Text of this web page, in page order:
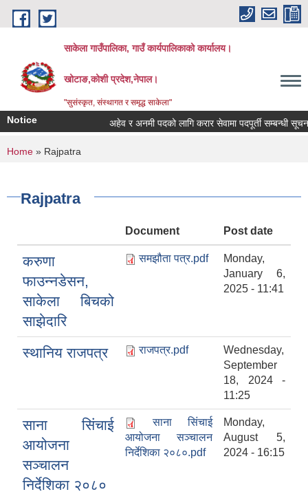
Skip to main content
साकेला गाउँपालिका, गाउँ कार्यपालिकाको कार्यालय।
खोटाङ,कोशी प्रदेश,नेपाल।
"सुसंस्कृत, संस्थागत र समृद्ध साकेला"
Notice अहेव र अनमी पदको लागि करार सेवामा पदपूर्ती सम्बन्धी सूचना
You are here
Home » Rajpatra
Rajpatra
Document Post date
करुणा
फाउन्नडेसन,
साकेला बिचको
साझेदारि
समझौता पत्र.pdf
Monday,
January 6,
2025 - 11:41
स्थानिय राजपत्र राजपत्र.pdf
Wednesday,
September
18, 2024 -
11:25
साना सिंचाई
आयोजना
सञ्चालन
निर्देशिका २०८०
साना सिंचाई
आयोजना सञ्चालन
निर्देशिका २०८०.pdf
Monday,
August 5,
2024 - 16:15